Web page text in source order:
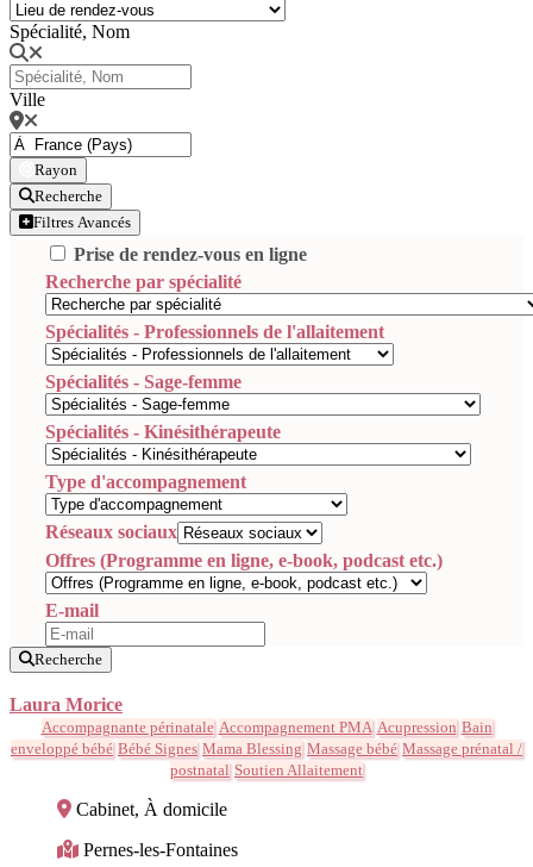
Spécialité, Nom
Ville
Rayon
Recherche
Filtres Avancés
Prise de rendez-vous en ligne
Recherche par spécialité
Spécialités - Professionnels de l'allaitement
Spécialités - Sage-femme
Spécialités - Kinésithérapeute
Type d'accompagnement
Réseaux sociaux
Offres (Programme en ligne, e-book, podcast etc.)
E-mail
Recherche
Laura Morice
Accompagnante périnatale Accompagnement PMA Acupression Bain
enveloppé bébé Bébé Signes Mama Blessing Massage bébé Massage prénatal /
postnatal Soutien Allaitement
Cabinet, À domicile
Pernes-les-Fontaines